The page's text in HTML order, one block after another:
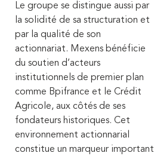
Le groupe se distingue aussi par
la solidité de sa structuration et
par la qualité de son
actionnariat. Mexens bénéficie
du soutien d’acteurs
institutionnels de premier plan
comme Bpifrance et le Crédit
Agricole, aux côtés de ses
fondateurs historiques. Cet
environnement actionnarial
constitue un marqueur important